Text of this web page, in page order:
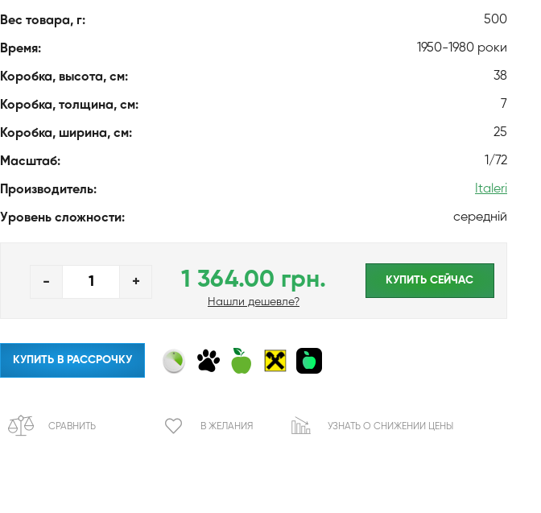
Вес товара, г: 500
Время: 1950-1980 роки
Коробка, высота, см: 38
Коробка, толщина, см: 7
Коробка, ширина, см: 25
Масштаб: 1/72
Производитель: Italeri
Уровень сложности: середній
- + 1 364.00 грн.
Нашли дешевле?
КУПИТЬ CЕЙЧАС
КУПИТЬ В РАССРОЧКУ
СРАВНИТЬ В ЖЕЛАНИЯ УЗНАТЬ О СНИЖЕНИИ ЦЕНЫ